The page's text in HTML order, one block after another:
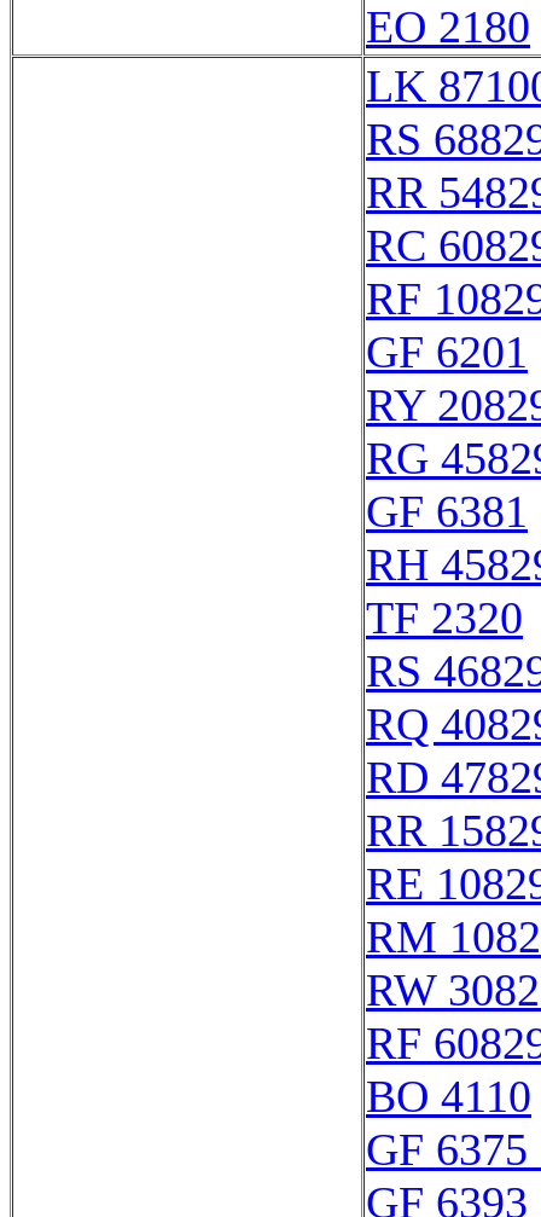
EO 2180
LK
RS
RR
RC
RF
GF 6201
RY
RG
GF 6381
RH
TF 2320
RS
RQ
RD
RR
RE
RM
RW
RF
BO 4110
GF
GF 6393